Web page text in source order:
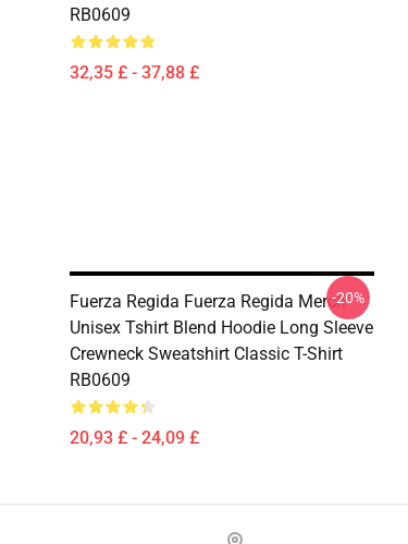
RB0609
32,35 £ - 37,88 £
Fuerza Regida Fuerza Regida Merch
Unisex Tshirt Blend Hoodie Long Sleeve
Crewneck Sweatshirt Classic T-Shirt
RB0609
20,93 £ - 24,09 £
-20%